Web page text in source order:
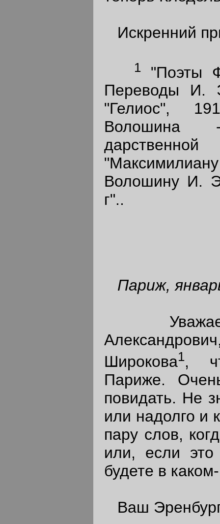
Искренний
1"Поэты
Переводы И.
"Гелиос",
Волошина
Волошину И.
г"..
Париж,
Широкова1,
Париже.
повидать. Не
или надолго и
пару слов,
или, если
будете в
Ваш